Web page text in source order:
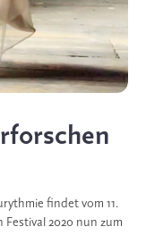
findet vom 11.
Festival 2020 nun zum